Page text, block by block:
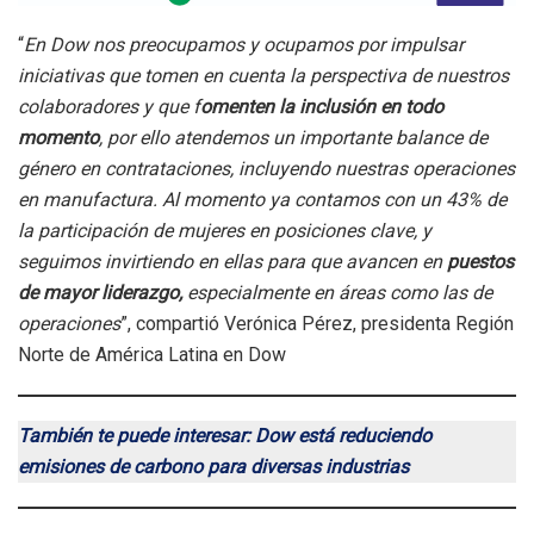
“En Dow nos preocupamos y ocupamos por impulsar
iniciativas que tomen en cuenta la perspectiva de nuestros
colaboradores y que fomenten la inclusión en todo
momento, por ello atendemos un importante balance de
género en contrataciones, incluyendo nuestras operaciones
en manufactura. Al momento ya contamos con un 43% de
la participación de mujeres en posiciones clave, y
seguimos invirtiendo en ellas para que avancen en puestos
de mayor liderazgo,especialmente en áreas como las de
operaciones”, compartió Verónica Pérez, presidenta Región
Norte de América Latina en Dow
También te puede interesar: Dow está reduciendo
emisiones de carbono para diversas industrias